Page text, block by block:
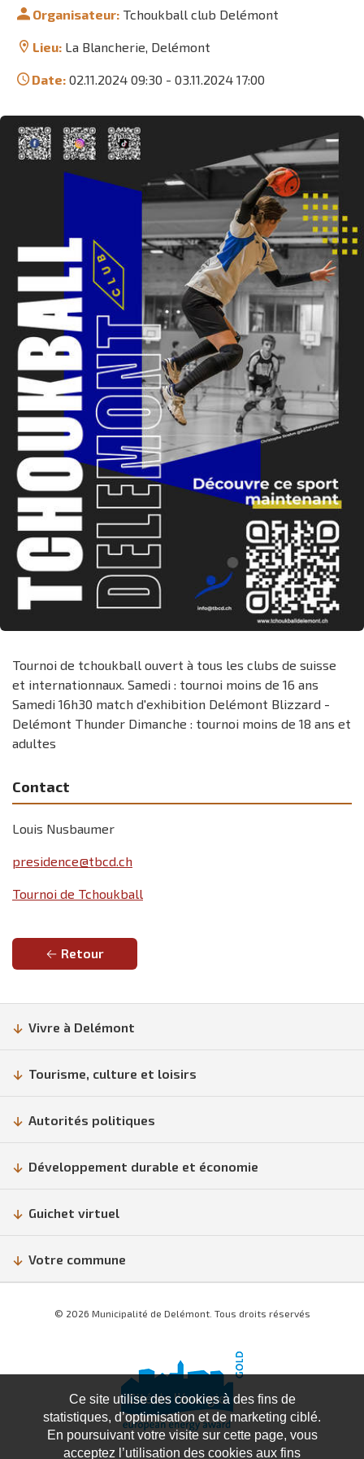
Organisateur: Tchoukball club Delémont
Lieu: La Blancherie, Delémont
Date: 02.11.2024 09:30 -03.11.2024 17:00
Tournoi de tchoukball ouvert à tous les clubs de suisse
et internationnaux. Samedi : tournoi moins de 16 ans
Samedi 16h30 match d'exhibition Delémont Blizzard -
Delémont Thunder Dimanche : tournoi moins de 18 ans et
adultes
Contact
Louis Nusbaumer
presidence@tbcd.ch
Tournoi de Tchoukball
Retour
Vivre à Delémont
Tourisme, culture et loisirs
Autorités politiques
Développement durable et économie
Guichet virtuel
Votre commune
© 2026 Municipalité de Delémont. Tous droits réservés
Ce site utilise des cookies à des fins de
statistiques, d’optimisation et de marketing ciblé.
En poursuivant votre visite sur cette page, vous
acceptez l’utilisation des cookies aux fins